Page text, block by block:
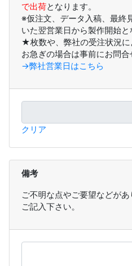
で出荷となります。
※仮注文、データ入稿、最終
いた翌営業日から製作開始と
★枚数や、弊社の受注状況に
お急ぎの場合は事前にお問合
→弊社営業日はこちら
クリア
備考
ご不明な点やご要望などが
ご記入下さい。